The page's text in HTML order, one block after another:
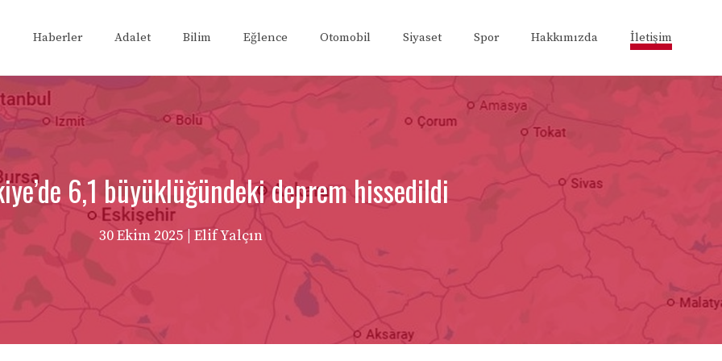
Haberler Adalet Bilim Eğlence Otomobil Siyaset Spor Hakkımızda İletişim
6,1 büyüklüğündeki deprem hissedildi
30 Ekim 2025 | Elif Yalçın